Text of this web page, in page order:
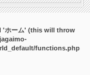
'ホーム' (this will throw
functions.php